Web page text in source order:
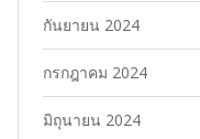
กันยายน 2024
กรกฎาคม 2024
มิถุนายน 2024